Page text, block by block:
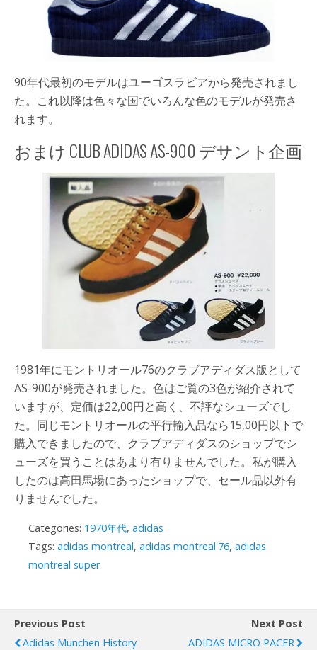
90年代最初のモデルはユーゴスラビアから発売されまし
た。これ以降は色々な国でいろんな色のモデルが発売さ
れます。
おまけ CLUB ADIDAS AS-900 デサント企画
1981年にモントリオール76のクラブアディダス版として
AS-900が発売されました。色はご覧の3色が紹介されて
いますが、定価は22,00円と高く、不評なシューズでし
た。同じモントリオールの平行輸入品なら15,00円以下で
購入できましたので、クラブアディダスのショップでシ
ューズを買うことはあまり有りませんでした。私が購入
したのは高田馬場にあったショップで、セール品以外有
りませんでした。
Categories: 1970年代, adidas
Tags: adidas montreal, adidas montreal'76, adidas
montreal super
Previous Post
Adidas Munchen History
Next Post
ADIDAS MICRO PACER